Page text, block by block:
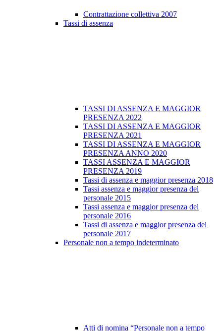
Contrattazione collettiva 2007
Tassi di assenza
TASSI DI ASSENZA E MAGGIOR
PRESENZA 2022
TASSI DI ASSENZA E MAGGIOR
PRESENZA 2021
TASSI DI ASSENZA E MAGGIOR
PRESENZA ANNO 2020
TASSI ASSENZA E MAGGIOR
PRESENZA 2019
Tassi di assenza e maggior presenza 2018
Tassi assenza e maggior presenza del
personale 2015
Tassi assenza e maggior presenza del
personale 2016
Tassi di assenza e maggior presenza del
personale 2017
Personale non a tempo indeterminato
Atti di nomina “Personale non a tempo